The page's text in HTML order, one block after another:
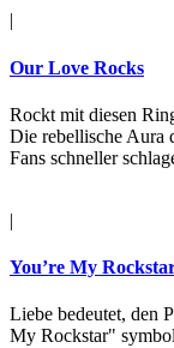
|
Our Love Rocks
Rockt mit diesen
Die rebellische Aura
Fans schneller
|
You’re My
Liebe bedeutet, den
My Rockstar"